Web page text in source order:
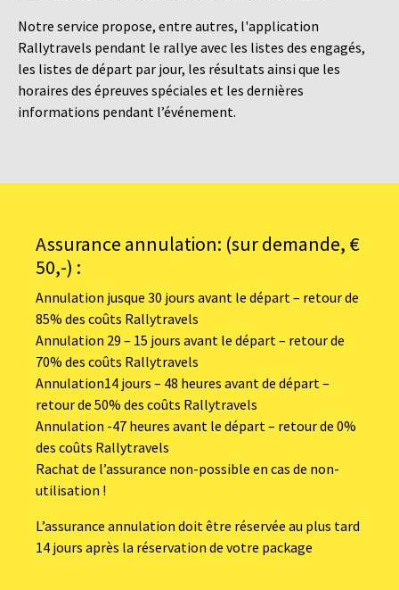
Notre service propose, entre autres, l'application
Rallytravels pendant le rallye avec les listes des engagés,
les listes de départ par jour, les résultats ainsi que les
horaires des épreuves spéciales et les dernières
informations pendant l’événement.
Assurance annulation: (sur demande, €
50,-) :
Annulation jusque 30 jours avant le départ – retour de
85% des coûts Rallytravels
Annulation 29 – 15 jours avant le départ – retour de
70% des coûts Rallytravels
Annulation14 jours – 48 heures avant de départ –
retour de 50% des coûts Rallytravels
Annulation -47 heures avant le départ – retour de 0%
des coûts Rallytravels
Rachat de l’assurance non-possible en cas de non-
utilisation !
L’assurance annulation doit être réservée au plus tard
14 jours après la réservation de votre package